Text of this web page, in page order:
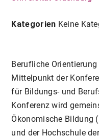
Kategorien Keine
Berufliche
Mittelpunkt der
für Bildungs- und
Konferenz wird
Ökonomische Bildung
und der Hochschule